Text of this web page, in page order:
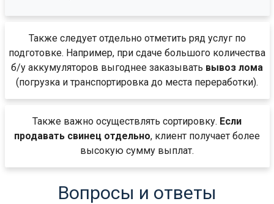
Также следует отдельно отметить ряд услуг по
подготовке. Например, при сдаче большого количества
б/у аккумуляторов выгоднее заказывать вывоз лома
(погрузка и транспортировка до места переработки).
Также важно осуществлять сортировку. Если
продавать свинец отдельно, клиент получает более
высокую сумму выплат.
Вопросы и ответы